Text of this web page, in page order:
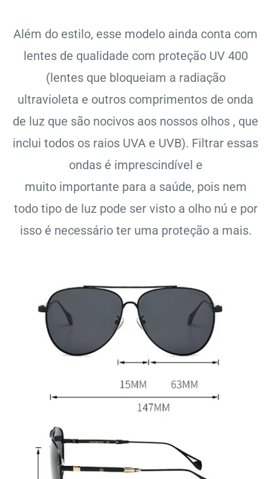
Além do estilo, esse modelo ainda conta com
lentes de qualidade com proteção UV 400
(lentes que bloqueiam a radiação
ultravioleta e outros comprimentos de onda
de luz que são nocivos aos nossos olhos , que
inclui todos os raios UVA e UVB). Filtrar essas
ondas é imprescindível e
muito importante para a saúde, pois nem
todo tipo de luz pode ser visto a olho nú e por
isso é necessário ter uma proteção a mais.